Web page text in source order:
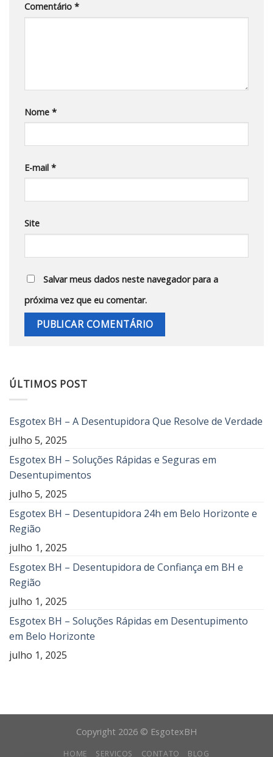
Comentário *
Nome *
E-mail *
Site
Salvar meus dados neste navegador para a
próxima vez que eu comentar.
ÚLTIMOS POST
Esgotex BH – A Desentupidora Que Resolve de Verdade
julho 5, 2025
Esgotex BH – Soluções Rápidas e Seguras em
Desentupimentos
julho 5, 2025
Esgotex BH – Desentupidora 24h em Belo Horizonte e
Região
julho 1, 2025
Esgotex BH – Desentupidora de Confiança em BH e
Região
julho 1, 2025
Esgotex BH – Soluções Rápidas em Desentupimento
em Belo Horizonte
julho 1, 2025
Copyright 2026 © EsgotexBH
HOME SERVICOS CONTATO BLOG